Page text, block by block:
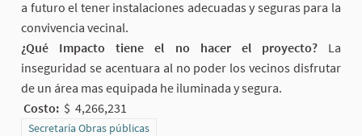
a futuro el tener instalaciones adecuadas y seguras para la
convivencia vecinal.
¿Qué Impacto tiene el no hacer el proyecto?La
inseguridad se acentuara al no poder los vecinos disfrutar
de un área mas equipada he iluminada y segura.
Costo: $ 4,266,231
Resultados al filtrar por la categoría: Secretaría Obras públicas
Secretaría Obras públicas